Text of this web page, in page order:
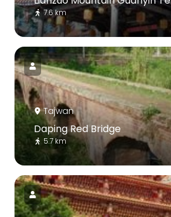
7.6 km
Tajwan
Daping Red Bridge
5.7 km